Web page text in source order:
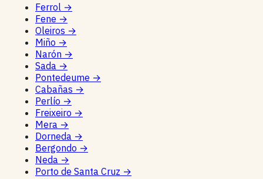
Ferrol →
Fene →
Oleiros →
Miño →
Narón →
Sada →
Pontedeume →
Cabañas →
Perlío →
Freixeiro →
Mera →
Dorneda →
Bergondo →
Neda →
Porto de Santa Cruz →